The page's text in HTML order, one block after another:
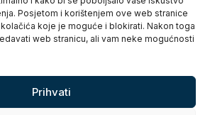
Posjetom i korištenjem ove web stranice
koje je moguće i blokirati. Nakon toga
web stranicu, ali vam neke mogućnosti
Prihvati
grada Karlovca